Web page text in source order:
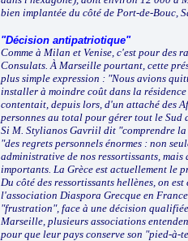
bien implantée du côté de Port-de-Bouc,
"Décision antipatriotique"
Comme à Milan et Venise, c'est pour des
Consulats. À Marseille pourtant, cette
plus simple expression : "Nous avions
installer à moindre coût dans la
contentait, depuis lors, d'un attaché des
personnes au total pour gérer tout le
Si M. Stylianos Gavriil dit "comprendre
"des regrets personnels énormes : non
administrative de nos ressortissants,
importants. La Grèce est actuellement le
Du côté des ressortissants hellènes, on
l'association Diaspora Grecque en
"frustration", face à une décision
Marseille, plusieurs associations
pour que leur pays conserve son "pied-